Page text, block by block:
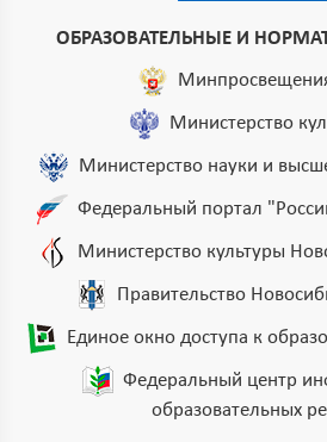
ОБРАЗОВАТЕЛЬНЫЕ И
Министерство
Министерство науки и
Федеральный портал
Министерство культуры
Правительство
Единое окно доступа к
Федеральный центр
образовательных